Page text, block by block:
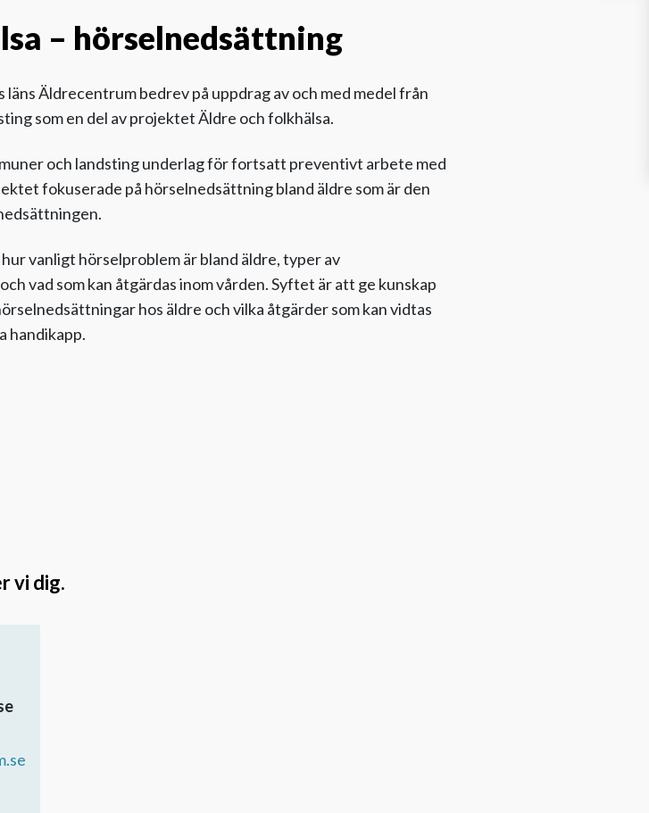
– hörselnedsättning
Äldrecentrum bedrev på uppdrag av och med medel från
som en del av projektet Äldre och folkhälsa.
och landsting underlag för fortsatt preventivt arbete med
fokuserade på hörselnedsättning bland äldre som är den
vanligt hörselproblem är bland äldre, typer av
vad som kan åtgärdas inom vården. Syftet är att ge kunskap
hos äldre och vilka åtgärder som kan vidtas
handikapp.
vi dig.